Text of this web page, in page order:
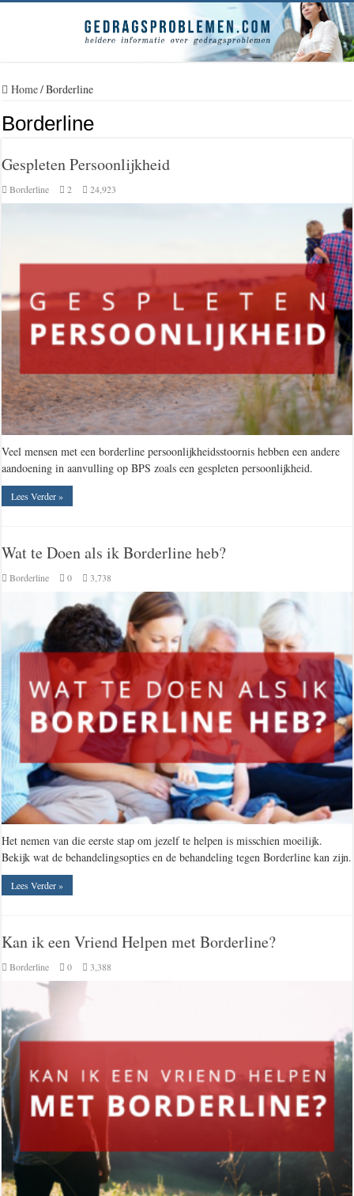
Home/Borderline
Borderline
Gespleten Persoonlijkheid
Borderline 2 24,923
Veel mensen met een borderline persoonlijkheidsstoornis hebben een andere
aandoening in aanvulling op BPS zoals een gespleten persoonlijkheid.
Lees Verder »
Wat te Doen als ik Borderline heb?
Borderline 0 3,738
Het nemen van die eerste stap om jezelf te helpen is misschien moeilijk.
Bekijk wat de behandelingsopties en de behandeling tegen Borderline kan zijn.
Lees Verder »
Kan ik een Vriend Helpen met Borderline?
Borderline 0 3,388